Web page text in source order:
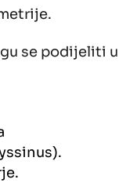
se podijeliti u